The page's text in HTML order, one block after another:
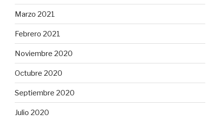
Marzo 2021
Febrero 2021
Noviembre 2020
Octubre 2020
Septiembre 2020
Julio 2020